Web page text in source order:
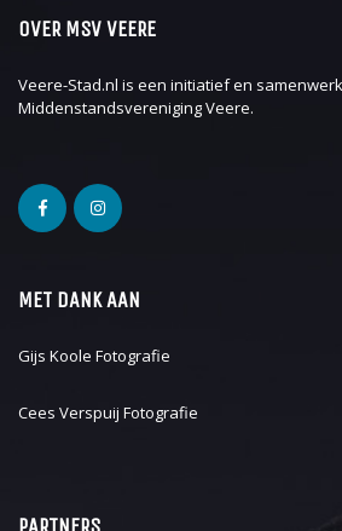
OVER MSV VEERE
Veere-Stad.nl is een initiatief en
Middenstandsvereniging Veere.
MET DANK AAN
Gijs Koole Fotografie
Cees Verspuij Fotografie